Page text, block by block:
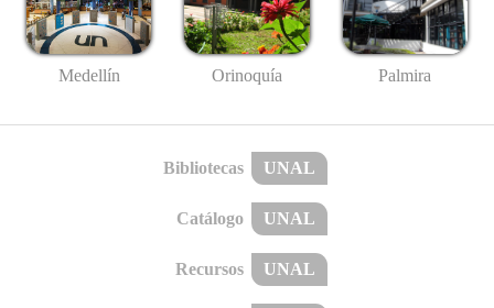
Medellín Orinoquía Palmira
Bibliotecas UNAL
Catálogo UNAL
Recursos UNAL